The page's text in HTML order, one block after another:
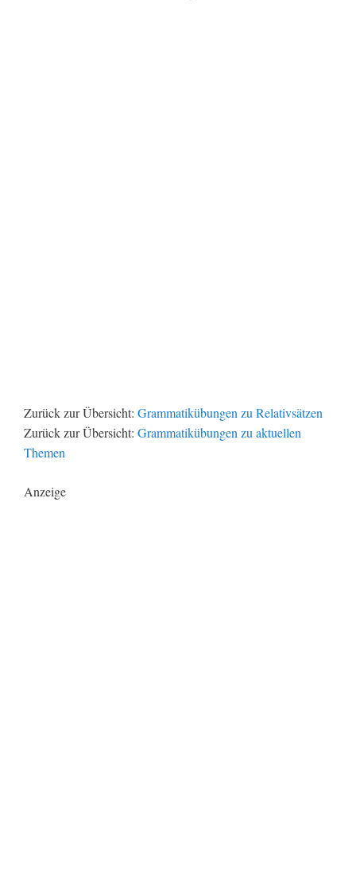
Zurück zur Übersicht: Grammatikübungen zu Relativsätzen
Zurück zur Übersicht: Grammatikübungen zu aktuellen
Themen
Anzeige